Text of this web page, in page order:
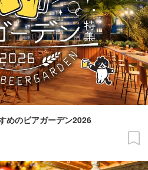
めのビアガーデン2026